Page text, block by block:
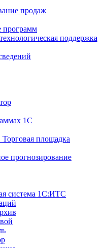
продаж
программ
поддержка
1С
Торговая площадка
прогнозирование
система 1С:ИТС